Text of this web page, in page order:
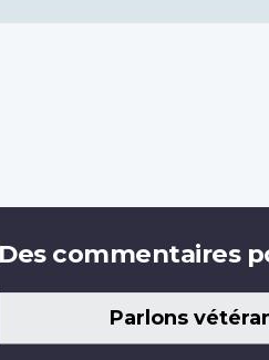
Des commentaires
Parlons